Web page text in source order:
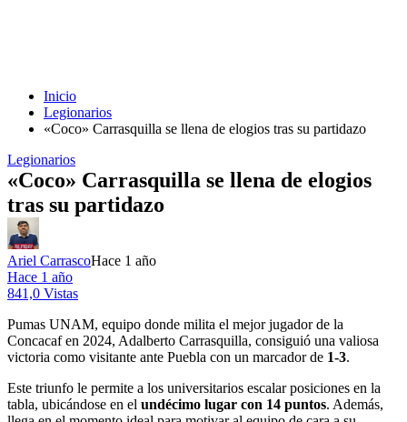
Inicio
Legionarios
«Coco» Carrasquilla se llena de elogios tras su partidazo
Legionarios
«Coco» Carrasquilla se llena de elogios
tras su partidazo
Ariel CarrascoHace 1 año
Hace 1 año
841,0 Vistas
Pumas UNAM, equipo donde milita el mejor jugador de la
Concacaf en 2024, Adalberto Carrasquilla, consiguió una valiosa
victoria como visitante ante Puebla con un marcador de 1-3.
Este triunfo le permite a los universitarios escalar posiciones en la
tabla, ubicándose en el undécimo lugar con 14 puntos. Además,